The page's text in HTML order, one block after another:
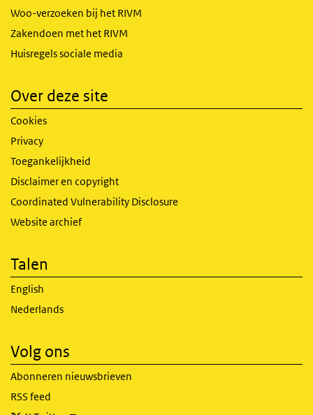
Woo-verzoeken bij het RIVM
Zakendoen met het RIVM
Huisregels sociale media
Over deze site
Cookies
Privacy
Toegankelijkheid
Disclaimer en copyright
Coordinated Vulnerability Disclosure
Website archief
Talen
English
Nederlands
Volg ons
Abonneren nieuwsbrieven
RSS feed